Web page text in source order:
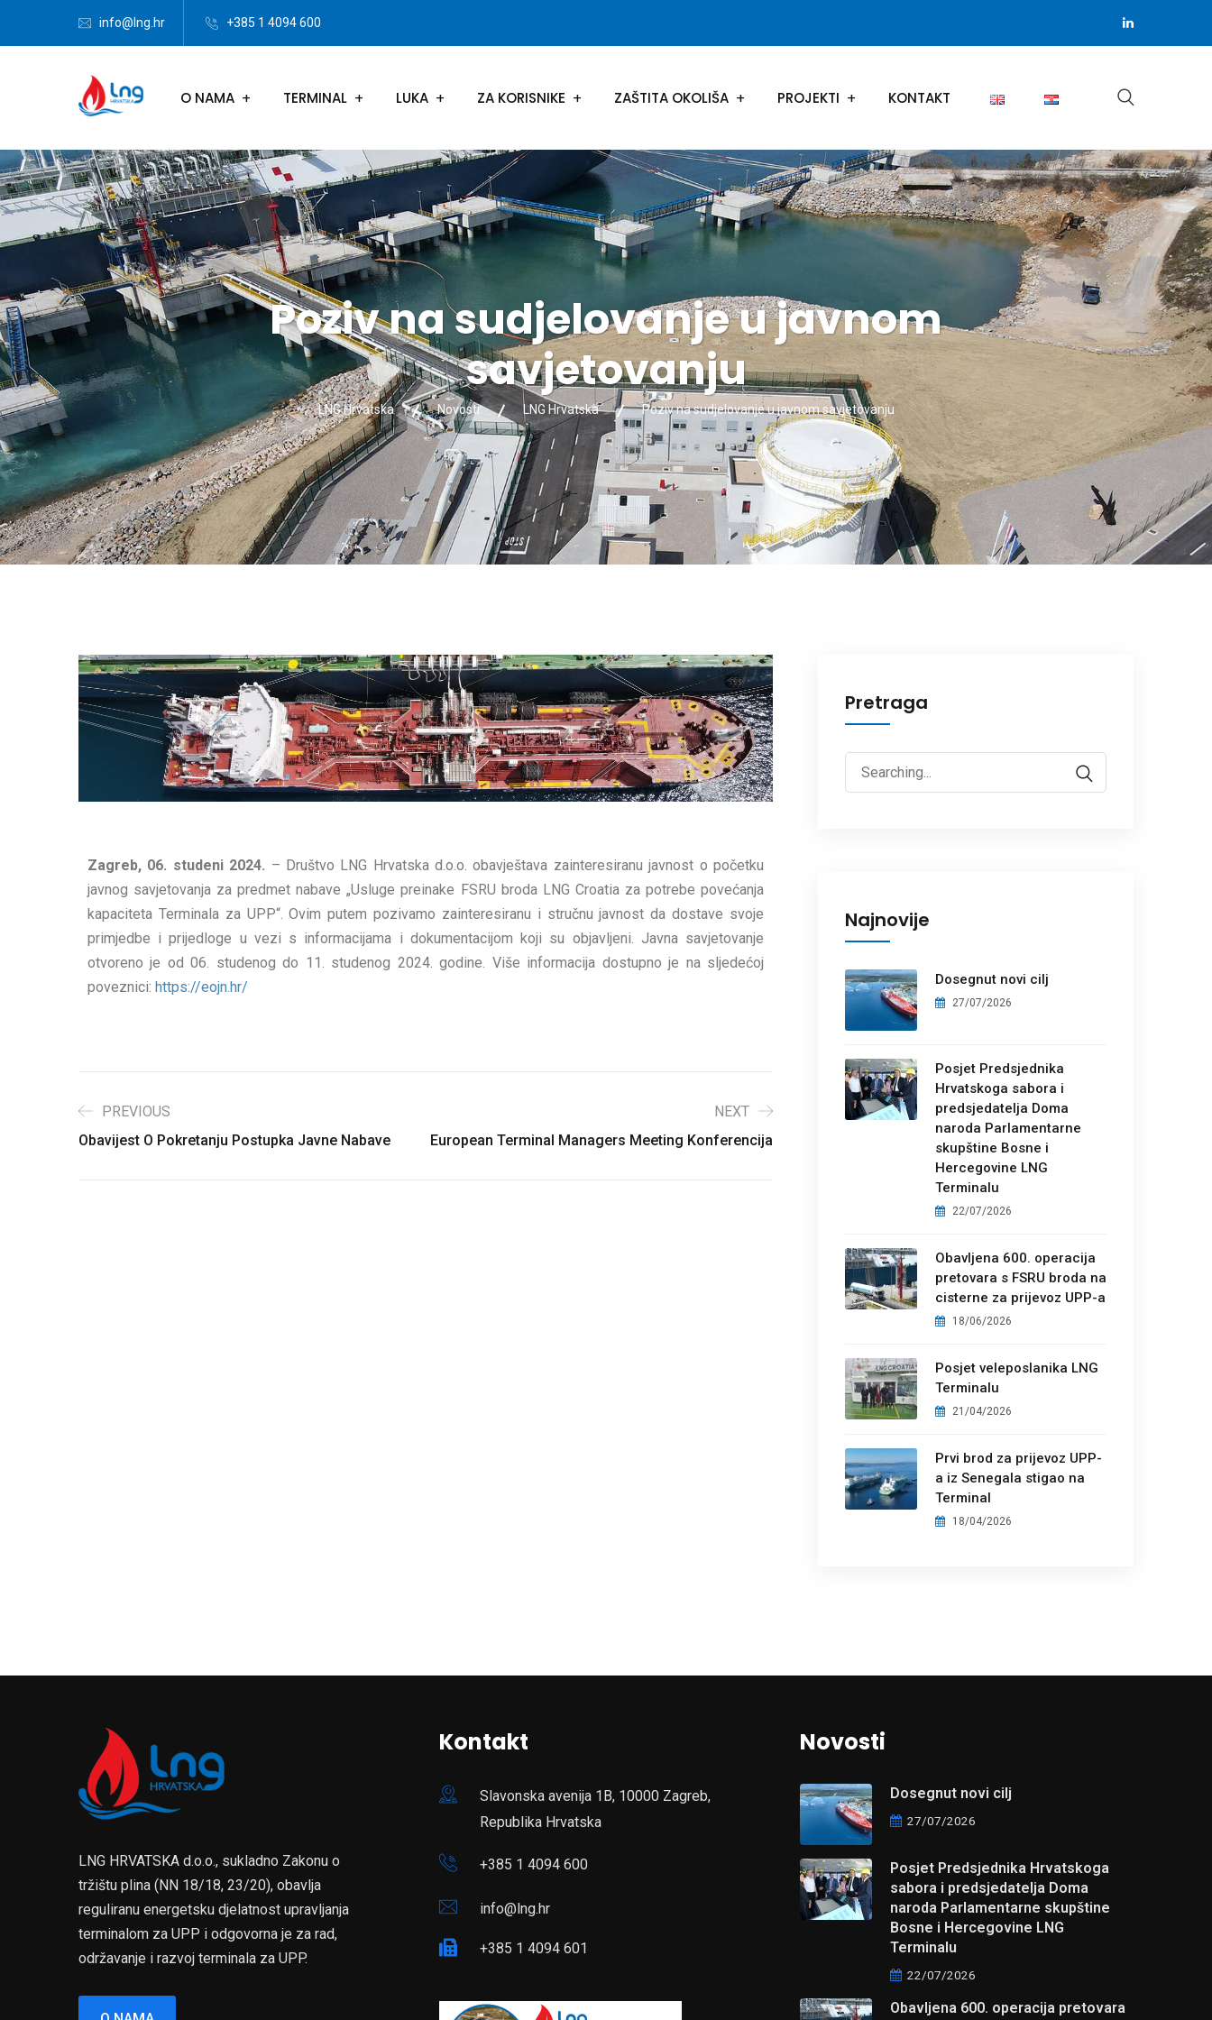
info@lng.hr +385 1 4094 600
O NAMA TERMINAL LUKA ZA KORISNIKE ZAŠTITA OKOLIŠA PROJEKTI KONTAKT
Poziv na sudjelovanje u javnom
savjetovanju
LNG Hrvatska Novosti LNG Hrvatska Poziv na sudjelovanje u javnom savjetovanju
Zagreb, 06. studeni 2024. – Društvo LNG Hrvatska d.o.o. obavještava zainteresiranu javnost o početku
javnog savjetovanja za predmet nabave „Usluge preinake FSRU broda LNG Croatia za potrebe povećanja
kapaciteta Terminala za UPP“. Ovim putem pozivamo zainteresiranu i stručnu javnost da dostave svoje
primjedbe i prijedloge u vezi s informacijama i dokumentacijom koji su objavljeni. Javna savjetovanje
otvoreno je od 06. studenog do 11. studenog 2024. godine. Više informacija dostupno je na sljedećoj
poveznici: https://eojn.hr/
PREVIOUS
Obavijest O Pokretanju Postupka Javne Nabave
NEXT
European Terminal Managers Meeting Konferencija
Pretraga
Najnovije
Dosegnut novi cilj
27/07/2026
Posjet Predsjednika
Hrvatskoga sabora i
predsjedatelja Doma
naroda Parlamentarne
skupštine Bosne i
Hercegovine LNG
Terminalu
22/07/2026
Obavljena 600. operacija
pretovara s FSRU broda na
cisterne za prijevoz UPP-a
18/06/2026
Posjet veleposlanika LNG
Terminalu
21/04/2026
Prvi brod za prijevoz UPP-
a iz Senegala stigao na
Terminal
18/04/2026
LNG HRVATSKA d.o.o., sukladno Zakonu o
tržištu plina (NN 18/18, 23/20), obavlja
reguliranu energetsku djelatnost upravljanja
terminalom za UPP i odgovorna je za rad,
održavanje i razvoj terminala za UPP.
Kontakt
Slavonska avenija 1B, 10000 Zagreb,
Republika Hrvatska
+385 1 4094 600
info@lng.hr
+385 1 4094 601
Novosti
Dosegnut novi cilj
27/07/2026
Posjet Predsjednika Hrvatskoga
sabora i predsjedatelja Doma
naroda Parlamentarne skupštine
Bosne i Hercegovine LNG
Terminalu
22/07/2026
Obavljena 600. operacija pretovara